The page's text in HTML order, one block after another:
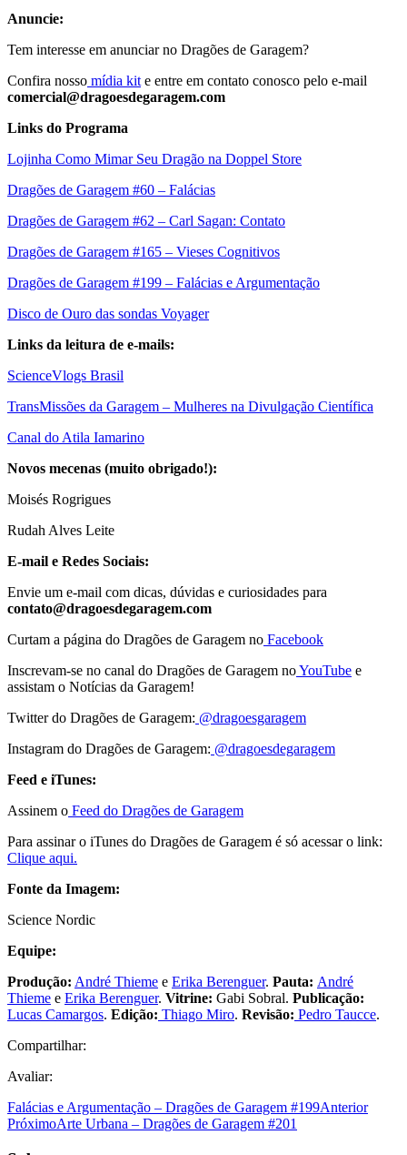
Anuncie:
Tem interesse em anunciar no Dragões de Garagem?
Confira nosso mídia kit e entre em contato conosco pelo e-mail
comercial@dragoesdegaragem.com
Links do Programa
Lojinha Como Mimar Seu Dragão na Doppel Store
Dragões de Garagem #60 – Falácias
Dragões de Garagem #62 – Carl Sagan: Contato
Dragões de Garagem #165 – Vieses Cognitivos
Dragões de Garagem #199 – Falácias e Argumentação
Disco de Ouro das sondas Voyager
Links da leitura de e-mails:
ScienceVlogs Brasil
TransMissões da Garagem – Mulheres na Divulgação Científica
Canal do Atila Iamarino
Novos mecenas (muito obrigado!):
Moisés Rogrigues
Rudah Alves Leite
E-mail e Redes Sociais:
Envie um e-mail com dicas, dúvidas e curiosidades para
contato@dragoesdegaragem.com
Curtam a página do Dragões de Garagem no Facebook
Inscrevam-se no canal do Dragões de Garagem noYouTube e
assistam o Notícias da Garagem!
Twitter do Dragões de Garagem: @dragoesgaragem
Instagram do Dragões de Garagem: @dragoesdegaragem
Feed e iTunes:
Assinem o Feed do Dragões de Garagem
Para assinar o iTunes do Dragões de Garagem é só acessar o link:
Clique aqui.
Fonte da Imagem:
Science Nordic
Equipe:
Produção: André Thieme e Erika Berenguer. Pauta: André
Thieme e Erika Berenguer. Vitrine: Gabi Sobral. Publicação:
Lucas Camargos. Edição: Thiago Miro. Revisão: Pedro Taucce.
Compartilhar:
Avaliar:
Falácias e Argumentação – Dragões de Garagem #199Anterior
PróximoArte Urbana – Dragões de Garagem #201